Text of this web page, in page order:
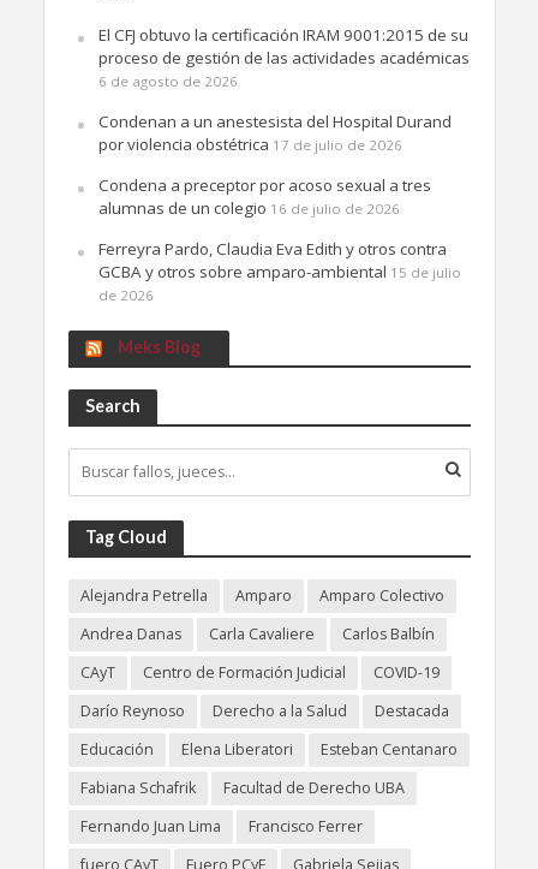
El CFJ obtuvo la certificación IRAM 9001:2015 de su
proceso de gestión de las actividades académicas
6 de agosto de 2026
Condenan a un anestesista del Hospital Durand
por violencia obstétrica 17 de julio de 2026
Condena a preceptor por acoso sexual a tres
alumnas de un colegio 16 de julio de 2026
Ferreyra Pardo, Claudia Eva Edith y otros contra
GCBA y otros sobre amparo-ambiental 15 de julio
de 2026
Meks Blog
Search
Tag Cloud
Alejandra Petrella Amparo
Amparo Colectivo
Andrea Danas
Carla Cavaliere
Carlos Balbín
CAyT
Centro de Formación Judicial
COVID-19
Darío Reynoso
Derecho a la Salud
Destacada
Educación
Elena Liberatori
Esteban Centanaro
Fabiana Schafrik
Facultad de Derecho UBA
Fernando Juan Lima
Francisco Ferrer
fuero CAyT
Fuero PCyF Gabriela Seijas